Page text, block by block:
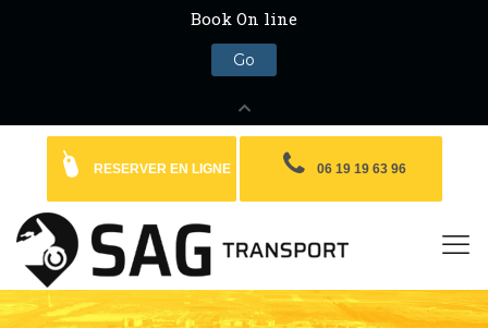
RESERVER EN LIGNE 06 19 19 63 96